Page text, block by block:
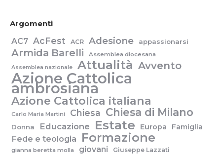
Argomenti
AC7 AcFest ACR Adesione appassionarsi
Armida Barelli Assemblea diocesana
Assemblea nazionale Attualità Avvento
Azione Cattolica
ambrosiana
Azione Cattolica italiana
Carlo Maria Martini Chiesa Chiesa di Milano
Donna Educazione Estate Europa Famiglia
Fede e teologia Formazione
gianna beretta molla giovani Giuseppe Lazzati